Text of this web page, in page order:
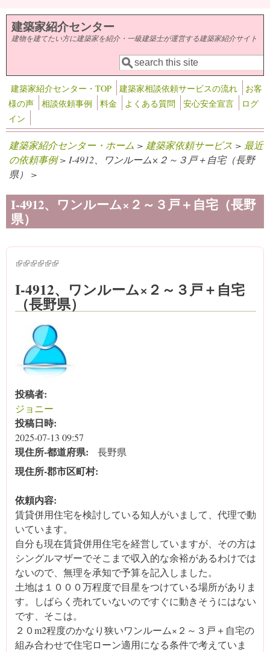
メインコンテンツに移動
建築家紹介センター
建物を建てたい方に建築家を紹介・一級建築士が運営する建築家紹介サイト
検索フォーム
検索
建築家紹介センター・TOP 建築家相談依頼サービスの流れ
お客
様の声
相談依頼事例 料金 よくある質問 安心安全宣言
ログ
イン
建築家紹介センター・ホーム > 建築家依頼サービス > 最近
の依頼事例> I-4912、ワンルーム×２～３戸＋自宅（長野
県） >
I-4912、ワンルーム×２～３戸＋自宅（長野
県）
(link is external)
(link is external)
(link is external)
(link is external)
(link is external)
(link is external)
I-4912、ワンルーム×２～３戸＋自宅
（長野県）
投稿者:
ジョニー
投稿日時:
2025-07-13 09:57
現住所‐都道府県: 長野県
現住所‐郡市区町村:
依頼内容:
賃貸併用住宅を検討している知人がいまして、代理で動
いています。
自分も現在賃貸併用住宅を経営していますが、その方は
シングルマザーでそこまで収入的な余裕があるわけでは
ないので、無理を承知で予算を記入しました。
土地は１０００万程度で目星をつけている場所がありま
す。しばらく売れていないのですぐに動きそうにはない
です、そこは。
２０m2程度のかなり狭いワンルーム×２～３戸＋自宅の
組み合わせで住宅ローン適用になる条件で考えていま